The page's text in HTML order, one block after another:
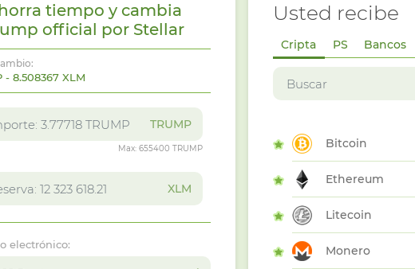
tiempo y cambia
official por Stellar
- 8.508367 XLM
TRUMP
Max: 655400 TRUMP
XLM
electrónico:
Usted recibe
Cripta PS Bancos
Bitcoin
Ethereum
Litecoin
Monero